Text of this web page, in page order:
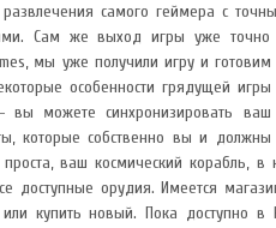
самого геймера с
Сам же выход игры уже
мы уже получили игру и
особенности грядущей
вы можете синхронизировать
которые собственно вы и
ваш космический корабль, в
доступные орудия. Имеется
купить новый. Пока доступно в